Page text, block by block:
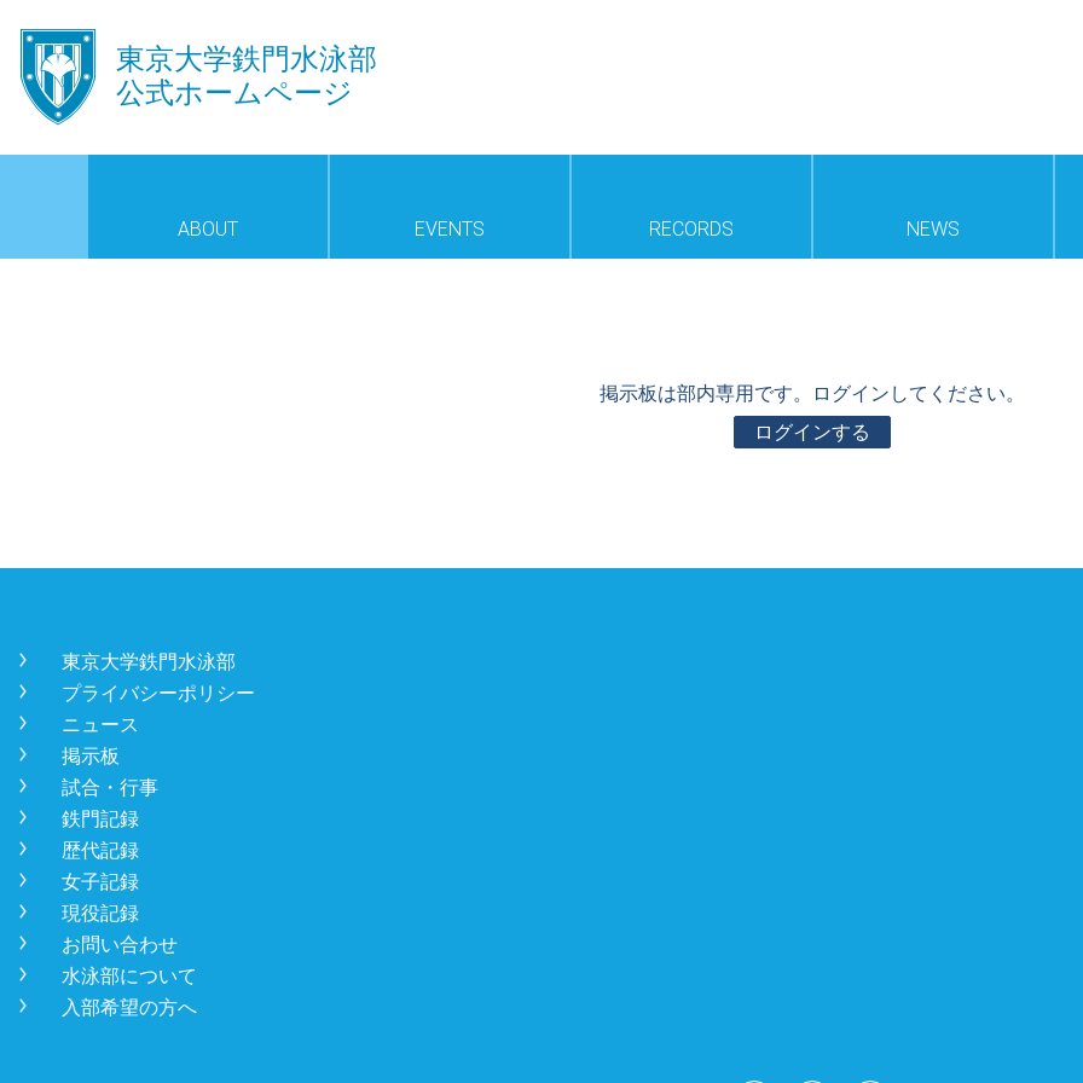
󿾱
東京大学鉄門水泳部
公式ホームページ
ABOUT EVENTS RECORDS NEWS
掲示板は部内専用です。ログインしてください。
ログインする
󿾡 東京大学鉄門水泳部
󿾡 プライバシーポリシー
󿾡 ニュース
󿾡 掲示板
󿾡 試合・行事
󿾡 鉄門記録
󿾡 歴代記録
󿾡 女子記録
󿾡 現役記録
󿾡 お問い合わせ
󿾡 水泳部について
󿾡 入部希望の方へ